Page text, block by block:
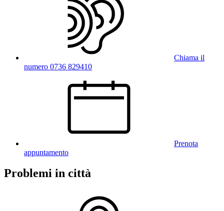
Chiama il
numero 0736 829410
Prenota
appuntamento
Problemi in città